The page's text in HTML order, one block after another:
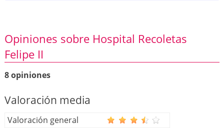
Opiniones sobre Hospital Recoletas
Felipe II
8 opiniones
Valoración media
Valoración general